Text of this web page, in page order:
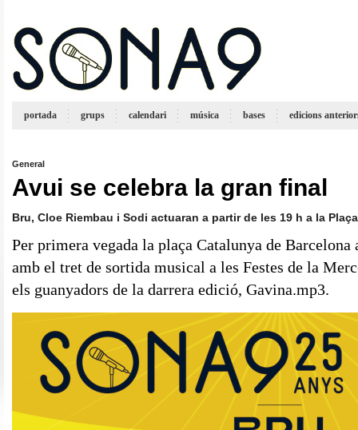
portada grups calendari música bases edicions
General
Avui se celebra la gran final
Bru, Cloe Riembau i Sodi actuaran a partir de les 19 h a la
Per primera vegada la plaça Catalunya de
amb el tret de sortida musical a les Festes de la
els guanyadors de la darrera edició, Gavina.mp3.